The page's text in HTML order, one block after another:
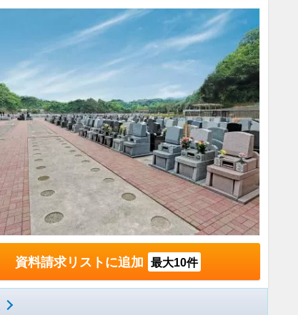
資料請求リストに追加 最大10件